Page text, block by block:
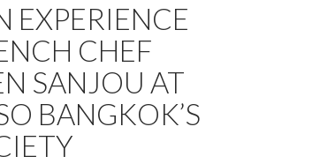
EXPERIENCE
CHEF
SANJOU AT
BANGKOK’S